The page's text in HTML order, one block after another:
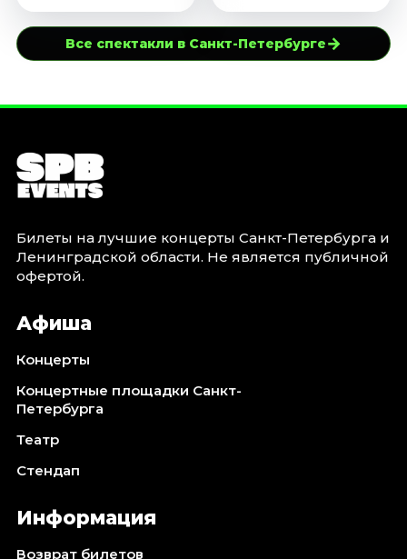
Все спектакли в Санкт-Петербурге→
Билеты на лучшие концерты Санкт-Петербурга и
Ленинградской области. Не является публичной
офертой.
Афиша
Концерты
Концертные площадки Санкт-
Петербурга
Театр
Стендап
Информация
Возврат билетов